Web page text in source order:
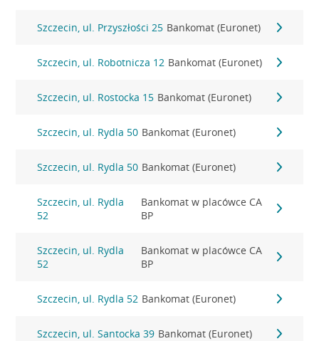
Szczecin, ul. Przyszłości 25 Bankomat (Euronet)
Szczecin, ul. Robotnicza 12 Bankomat (Euronet)
Szczecin, ul. Rostocka 15 Bankomat (Euronet)
Szczecin, ul. Rydla 50 Bankomat (Euronet)
Szczecin, ul. Rydla 50 Bankomat (Euronet)
Szczecin, ul. Rydla
52
Bankomat w placówce CA
BP
Szczecin, ul. Rydla
52
Bankomat w placówce CA
BP
Szczecin, ul. Rydla 52 Bankomat (Euronet)
Szczecin, ul. Santocka 39 Bankomat (Euronet)